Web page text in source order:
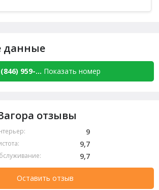
двор,Гостиница
данные
959-... Показать номер
отзывы
9
9,7
9,7
Оставить отзыв